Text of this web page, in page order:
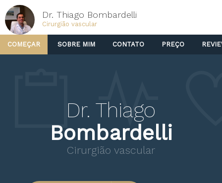
Dr. Thiago Bombardelli
Cirurgião vascular
COMEÇAR SOBRE MIM CONTATO PREÇO
Dr. Thiago
Bombardelli
Cirurgião vascular